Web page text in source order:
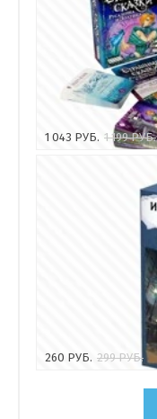
1 043 РУБ. 1 199РУБ.
260 РУБ. 299РУБ.